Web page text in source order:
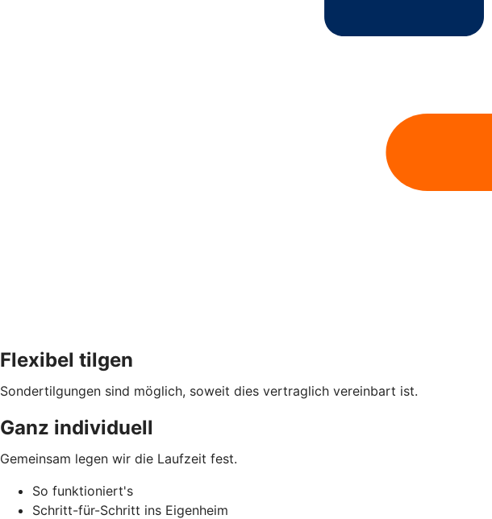
Flexibel tilgen
Sondertilgungen sind möglich, soweit dies vertraglich vereinbart ist.
Ganz individuell
Gemeinsam legen wir die Laufzeit fest.
So funktioniert's
Schritt-für-Schritt ins Eigenheim